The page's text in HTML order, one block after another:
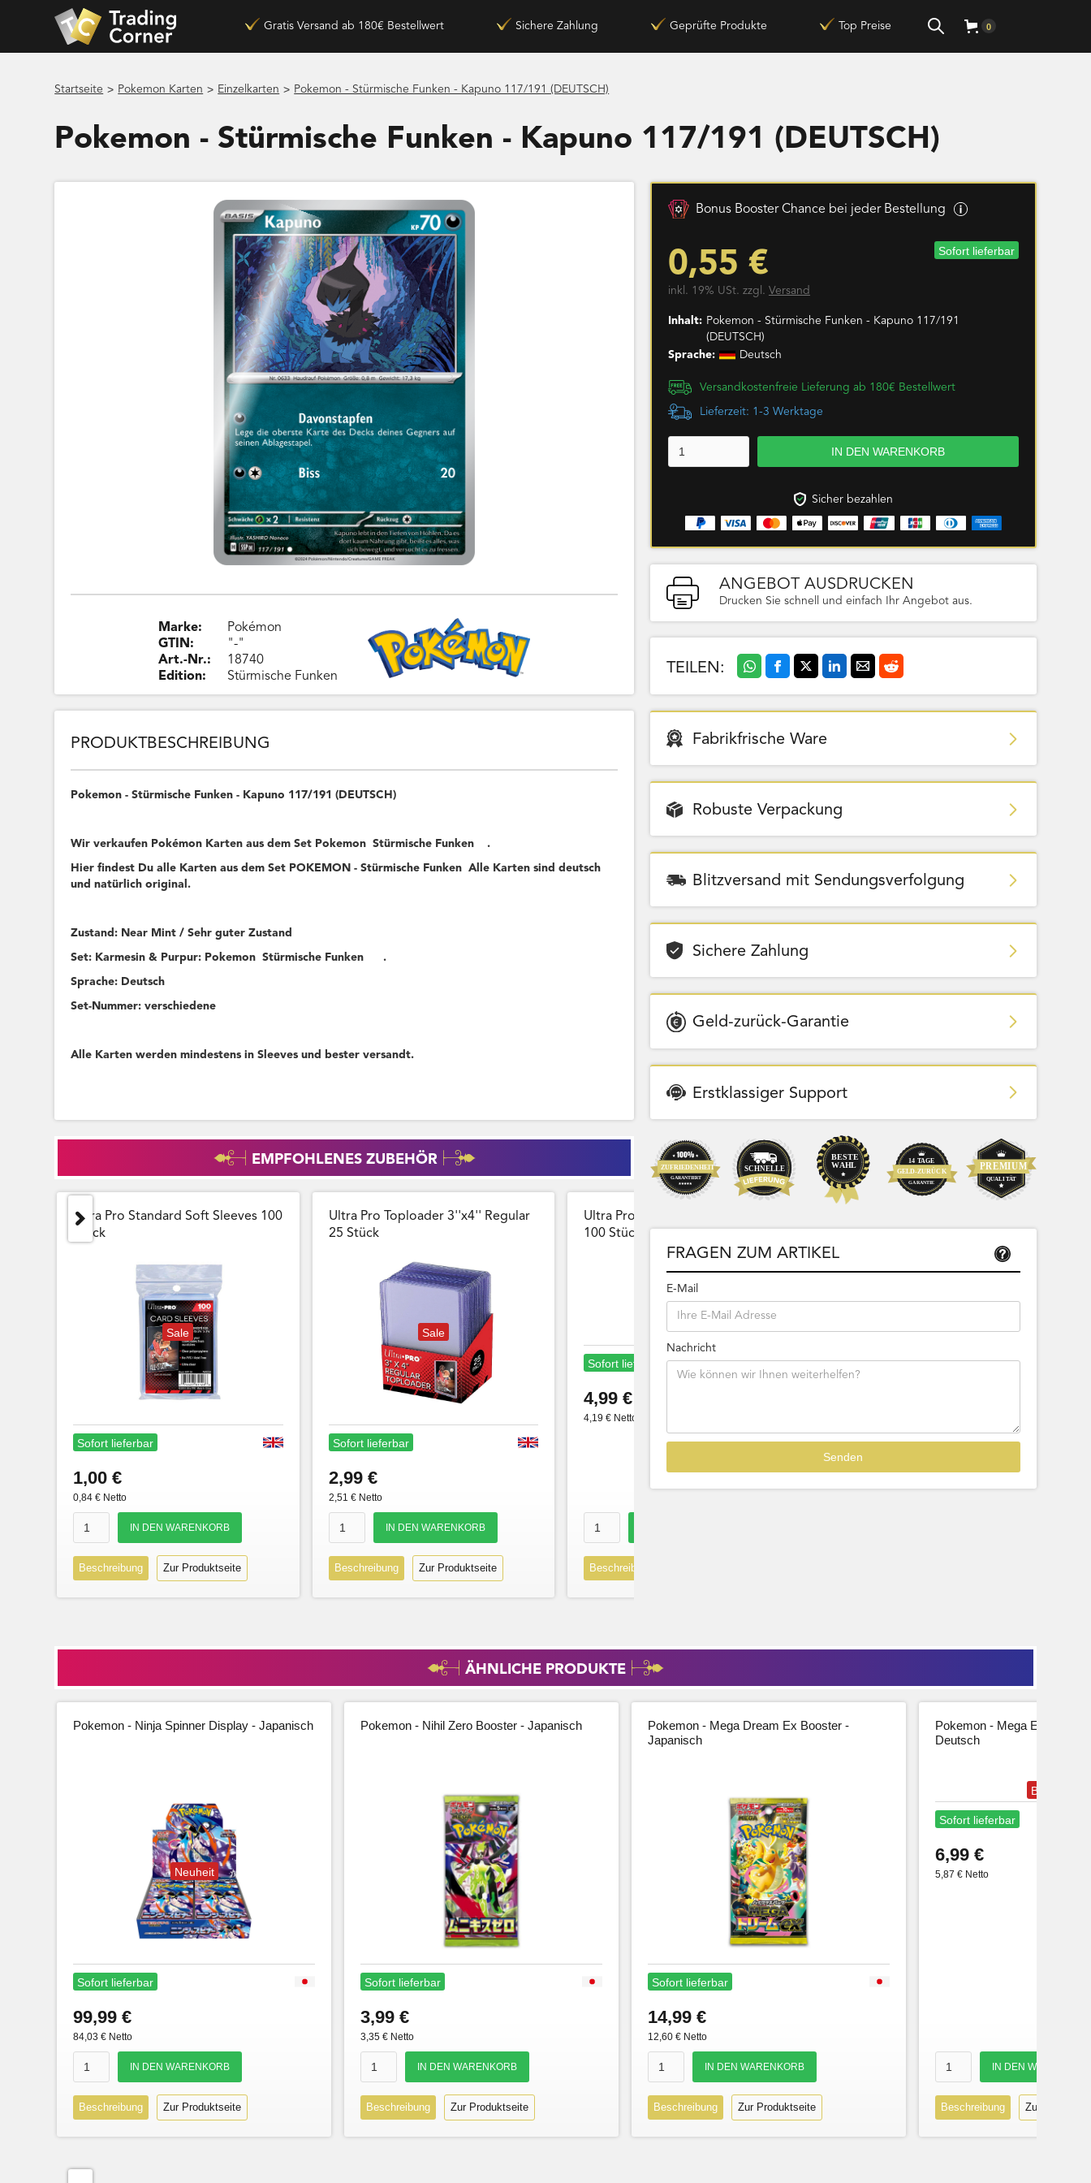
Gratis Versand ab 180€ Bestellwert Sichere Zahlung Geprüfte Produkte Top Preise 0
Startseite > Pokemon Karten > Einzelkarten > Pokemon - Stürmische Funken - Kapuno 117/191 (DEUTSCH)
Pokemon - Stürmische Funken - Kapuno 117/191 (DEUTSCH)
Marke:
GTIN:
Art.-Nr.:
Edition:
Pokémon
"-"
18740
Stürmische Funken
Bonus Booster Chance bei jeder Bestellung
0,55 € Sofort lieferbar
inkl. 19% USt. zzgl. Versand
Inhalt: Pokemon - Stürmische Funken - Kapuno 117/191
(DEUTSCH)
Sprache:
Deutsch
Versandkostenfreie Lieferung ab 180€ Bestellwert
Lieferzeit: 1-3 Werktage
Sicher bezahlen
ANGEBOT AUSDRUCKEN
Drucken Sie schnell und einfach Ihr Angebot aus.
TEILEN:
PRODUKTBESCHREIBUNG
Pokemon - Stürmische Funken - Kapuno 117/191 (DEUTSCH)
Wir verkaufen Pokémon Karten aus dem Set Pokemon Stürmische Funken .
Hier findest Du alle Karten aus dem Set POKEMON - Stürmische Funken Alle Karten sind deutsch
und natürlich original.
Zustand: Near Mint / Sehr guter Zustand
Set: Karmesin & Purpur: Pokemon Stürmische Funken .
Sprache: Deutsch
Set-Nummer: verschiedene
Alle Karten werden mindestens in Sleeves und bester versandt.
EMPFOHLENES ZUBEHÖR
Ultra Pro Standard Soft Sleeves 100
Stück
Sale
Sofort lieferbar
1,00 €
0,84 € Netto
Beschreibung Zur Produktseite
Ultra Pro Toploader 3''x4'' Regular
25 Stück
Sale
Sofort lieferbar
2,99 €
2,51 € Netto
Beschreibung Zur Produktseite
Ultra Pro Card Sleeves Team Bags
100 Stück Wiederverschließbar
Sofort lieferbar
4,99 €
4,19 € Netto
Beschreibung
Bestseller
Sofort lieferbar
39,99
Fabrikfrische Ware
Robuste Verpackung
Blitzversand mit Sendungsverfolgung
Sichere Zahlung
Geld-zurück-Garantie
Erstklassiger Support
FRAGEN ZUM ARTIKEL
E-Mail
Nachricht
ÄHNLICHE PRODUKTE
Pokemon - Ninja Spinner Display - Japanisch
Neuheit
Sofort lieferbar
99,99 €
84,03 € Netto
Beschreibung Zur Produktseite
Pokemon - Nihil Zero Booster - Japanisch
Sofort lieferbar
3,99 €
3,35 € Netto
Beschreibung Zur Produktseite
Pokemon - Mega Dream Ex Booster -
Japanisch
Sofort lieferbar
14,99 €
12,60 € Netto
Beschreibung Zur Produktseite
Pokemon - Mega
Deutsch
Bestseller
Sofort lieferbar
6,99 €
5,87 € Netto
Beschreibung Zur